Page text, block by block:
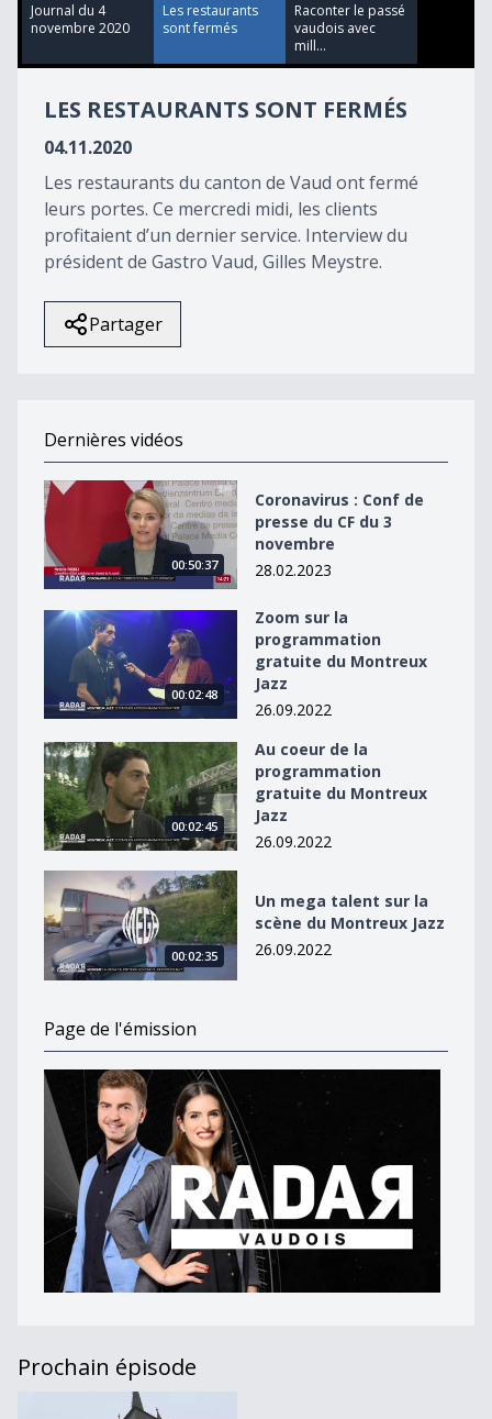
13
minutes,
seconds
Journal du 4
novembre 2020
Les restaurants
sont fermés
Raconter le passé
vaudois avec
mill...
LES RESTAURANTS SONT FERMÉS
04.11.2020
Les restaurants du canton de Vaud ont fermé
leurs portes. Ce mercredi midi, les clients
profitaient d’un dernier service. Interview du
président de Gastro Vaud, Gilles Meystre.
Partager
Dernières vidéos
Coronavirus : Conf de presse du CF du 3 novembre
00:50:37
Coronavirus : Conf de
presse du CF du 3
novembre
28.02.2023
Zoom sur la programmation gratuite du Montreux
00:02:48
Zoom sur la
programmation
gratuite du Montreux
Jazz
26.09.2022
Au coeur de la programmation gratuite du Montreux
00:02:45
Au coeur de la
programmation
gratuite du Montreux
Jazz
26.09.2022
Un mega talent sur la scène du Montreux Jazz
00:02:35
Un mega talent sur la
scène du Montreux Jazz
26.09.2022
Page de l'émission
Prochain épisode
Journal du 6 novembre 2020